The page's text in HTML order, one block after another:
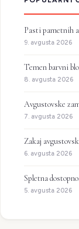
Pasti pametnih
9. avgusta 2026
Temen barvni
8. avgusta 2026
Avgustovske
7. avgusta 2026
Zakaj
6. avgusta 2026
Spletna
5. avgusta 2026